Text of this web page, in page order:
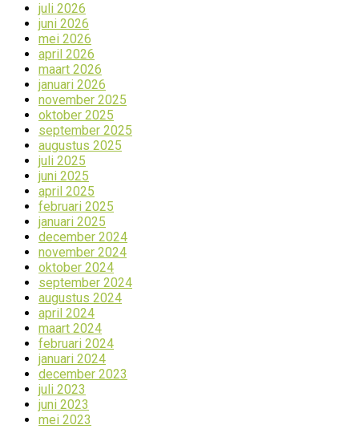
juli 2026
juni 2026
mei 2026
april 2026
maart 2026
januari 2026
november 2025
oktober 2025
september 2025
augustus 2025
juli 2025
juni 2025
april 2025
februari 2025
januari 2025
december 2024
november 2024
oktober 2024
september 2024
augustus 2024
april 2024
maart 2024
februari 2024
januari 2024
december 2023
juli 2023
juni 2023
mei 2023